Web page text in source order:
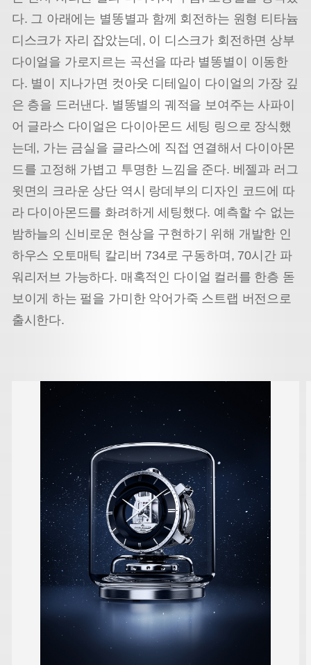
다. 그 아래에는 별똥별과 함께 회전하는 원형 티타늄
디스크가 자리 잡았는데, 이 디스크가 회전하면 상부
다이얼을 가로지르는 곡선을 따라 별똥별이 이동한
다. 별이 지나가면 컷아웃 디테일이 다이얼의 가장 깊
은 층을 드러낸다. 별똥별의 궤적을 보여주는 사파이
어 글라스 다이얼은 다이아몬드 세팅 링으로 장식했
는데, 가는 금실을 글라스에 직접 연결해서 다이아몬
드를 고정해 가볍고 투명한 느낌을 준다. 베젤과 러그
윗면의 크라운 상단 역시 랑데부의 디자인 코드에 따
라 다이아몬드를 화려하게 세팅했다. 예측할 수 없는
밤하늘의 신비로운 현상을 구현하기 위해 개발한 인
하우스 오토매틱 칼리버 734로 구동하며, 70시간 파
워리저브 가능하다. 매혹적인 다이얼 컬러를 한층 돋
보이게 하는 펄을 가미한 악어가죽 스트랩 버전으로
출시한다.